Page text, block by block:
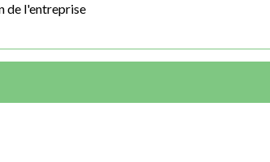
de l'entreprise